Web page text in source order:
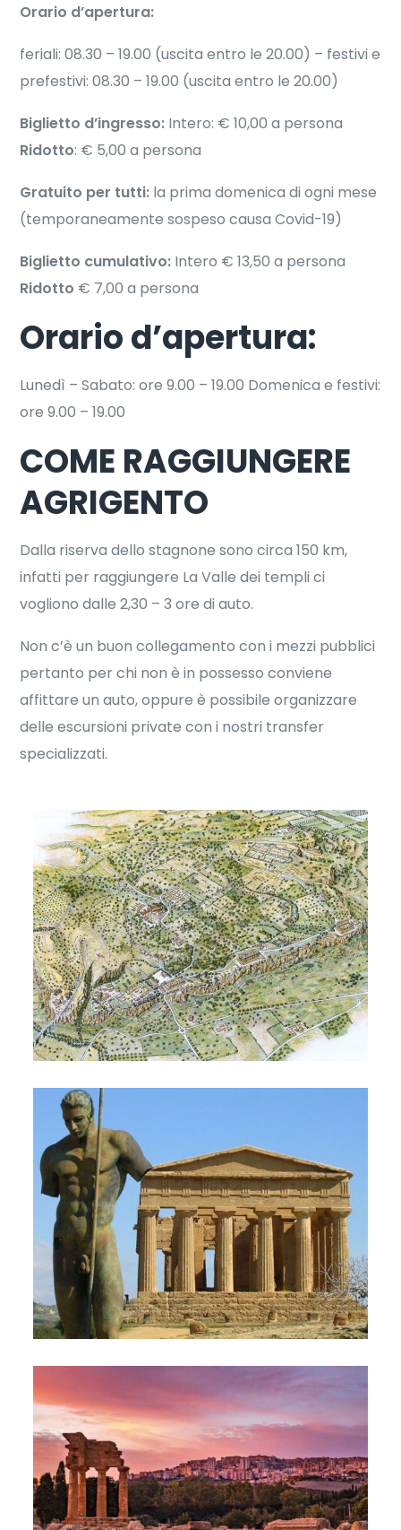
Orario d’apertura:
feriali: 08.30 – 19.00 (uscita entro le 20.00) – festivi e
prefestivi: 08.30 – 19.00 (uscita entro le 20.00)
Biglietto d’ingresso: Intero: € 10,00 a persona
Ridotto: € 5,00 a persona
Gratuito per tutti: la prima domenica di ogni mese
(temporaneamente sospeso causa Covid-19)
Biglietto cumulativo: Intero € 13,50 a persona
Ridotto € 7,00 a persona
Orario d’apertura:
Lunedì – Sabato: ore 9.00 – 19.00 Domenica e festivi:
ore 9.00 – 19.00
COME RAGGIUNGERE
AGRIGENTO
Dalla riserva dello stagnone sono circa 150 km,
infatti per raggiungere La Valle dei templi ci
vogliono dalle 2,30 – 3 ore di auto.
Non c’è un buon collegamento con i mezzi pubblici
pertanto per chi non è in possesso conviene
affittare un auto, oppure è possibile organizzare
delle escursioni private con i nostri transfer
specializzati.